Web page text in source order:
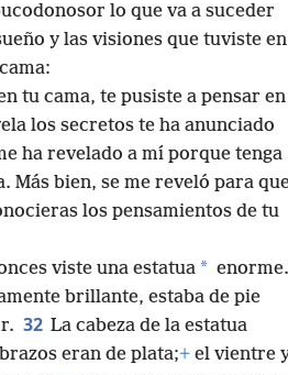
Dios en los cielos que revela los
lo que va a suceder
y las visiones que tuviste en
tu cama, te pusiste a pensar en
los secretos te ha anunciado
ha revelado a mí porque tenga
bien, se me reveló para que
los pensamientos de tu
viste una estatua * enorme.
brillante, estaba de pie
32 La cabeza de la estatua